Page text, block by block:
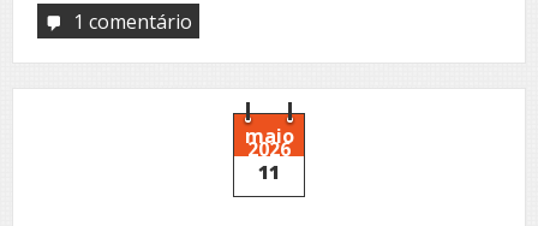
1 comentário
maio
2026
11